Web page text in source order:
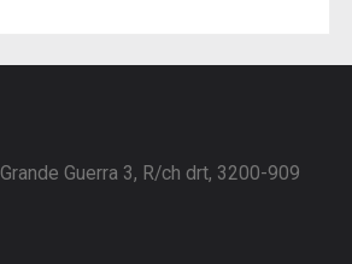
Guerra 3, R/ch drt, 3200-909